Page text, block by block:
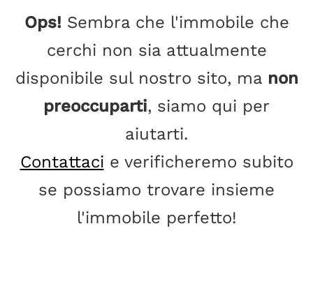
Ops! Sembra che l'immobile che
cerchi non sia attualmente
disponibile sul nostro sito, ma non
preoccuparti, siamo qui per
aiutarti.
Contattaci e verificheremo subito
se possiamo trovare insieme
l'immobile perfetto!